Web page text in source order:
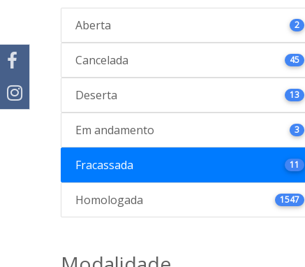
Aberta 2
Cancelada 45
Deserta 13
Em andamento 3
Fracassada 11
Homologada 1547